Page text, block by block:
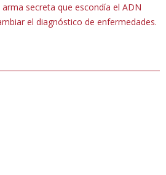
secreta que escondía el ADN
el diagnóstico de enfermedades.